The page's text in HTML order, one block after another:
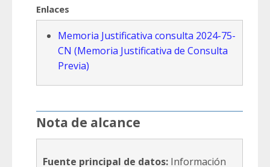
Enlaces
Memoria Justificativa consulta 2024-75-
CN (Memoria Justificativa de Consulta
Previa)
Nota de alcance
Fuente principal de datos: Información